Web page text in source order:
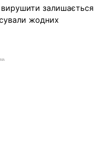
залишається
жодних